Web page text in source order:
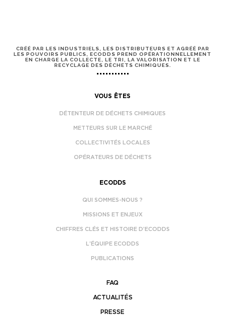
CRÉÉ PAR LES INDUSTRIELS, LES DISTRIBUTEURS ET AGRÉÉ PAR
LES POUVOIRS PUBLICS, ECODDS PREND OPÉRATIONNELLEMENT
EN CHARGE LA COLLECTE, LE TRI, LA VALORISATION ET LE
RECYCLAGE DES DÉCHETS CHIMIQUES.
VOUS ÊTES
DÉTENTEUR DE DÉCHETS CHIMIQUES
METTEURS SUR LE MARCHÉ
COLLECTIVITÉS LOCALES
OPÉRATEURS DE DÉCHETS
ECODDS
QUI SOMMES-NOUS ?
MISSIONS ET ENJEUX
CHIFFRES CLÉS ET HISTOIRE D’ECODDS
L’ÉQUIPE ECODDS
PUBLICATIONS
FAQ
ACTUALITÉS
PRESSE